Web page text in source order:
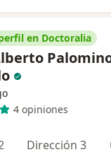
en Doctoralia
4 opiniones
Dirección 3